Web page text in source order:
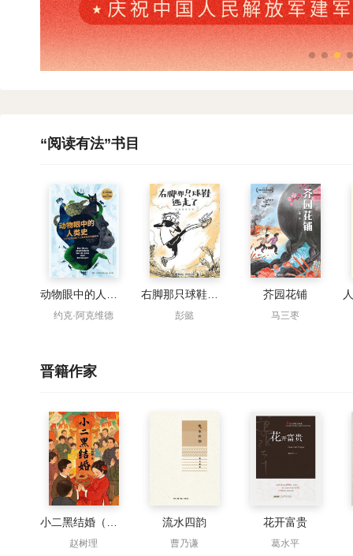
“阅读有法”书目
约克·阿克维德 彭懿
芥园花铺
马三枣
晋籍作家
赵树理
流水四韵
曹乃谦
花开富贵
葛水平